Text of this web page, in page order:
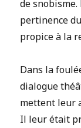
de
pertinence
propice à la
Dans la
dialogue
mettent leur
Il leur était